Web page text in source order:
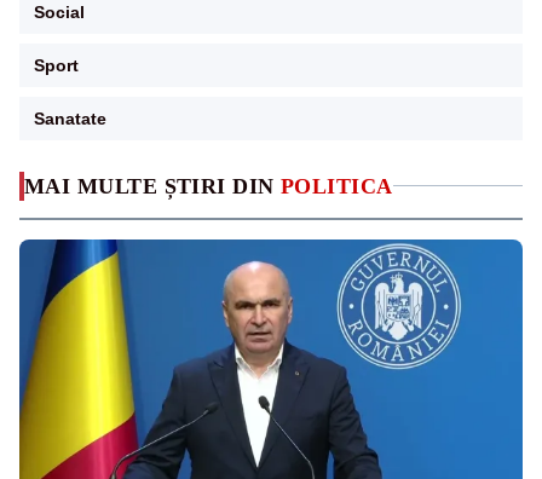
MAI MULTE ȘTIRI DIN POLITICA
Social
Sport
Sanatate